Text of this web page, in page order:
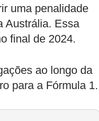
uma penalidade
Austrália. Essa
final de 2024.
ao longo da
para a Fórmula 1.